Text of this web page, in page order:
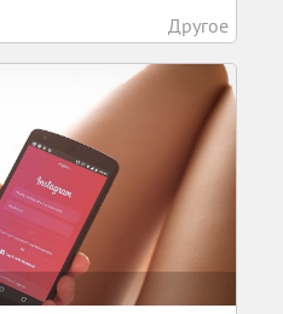
Другое